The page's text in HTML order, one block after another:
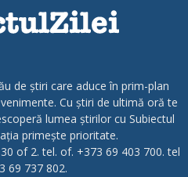
de știri care aduce în prim-plan
Cu știri de ultimă oră te
lumea știrilor cu Subiectul
primește prioritate.
of 2. tel. of. +373 69 403 700. tel
69 737 802.